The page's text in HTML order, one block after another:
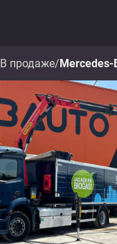
В продаже/